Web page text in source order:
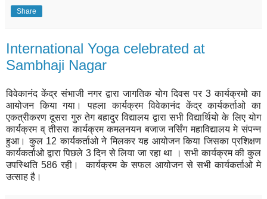
Share
International Yoga celebrated at
Sambhaji Nagar
विवेकानंद केंद्र संभाजी नगर द्वारा जागतिक योग दिवस पर 3 कार्यक्रमो का
आयोजन किया गया। पहला कार्यक्रम विवेकानंद केंद्र कार्यकर्ताओ का
एकत्रीकरण दूसरा गुरु तेग बहादुर विद्यालय द्वारा सभी विद्यार्थियो के लिए योग
कार्यक्रम व् तीसरा कार्यक्रम कमलनयन बजाज नर्सिंग महाविद्यालय मे संपन्न
हुआ। कुल 12 कार्यकर्ताओ ने मिलकर यह आयोजन किया जिसका प्रशिक्षण
कार्यकर्ताओ द्वारा पिछले 3 दिन से लिया जा रहा था । सभी कार्यक्रम की कुल
उपस्थिति 586 रही। कार्यक्रम के सफल आयोजन से सभी कार्यकर्ताओ मे
उत्साह है।